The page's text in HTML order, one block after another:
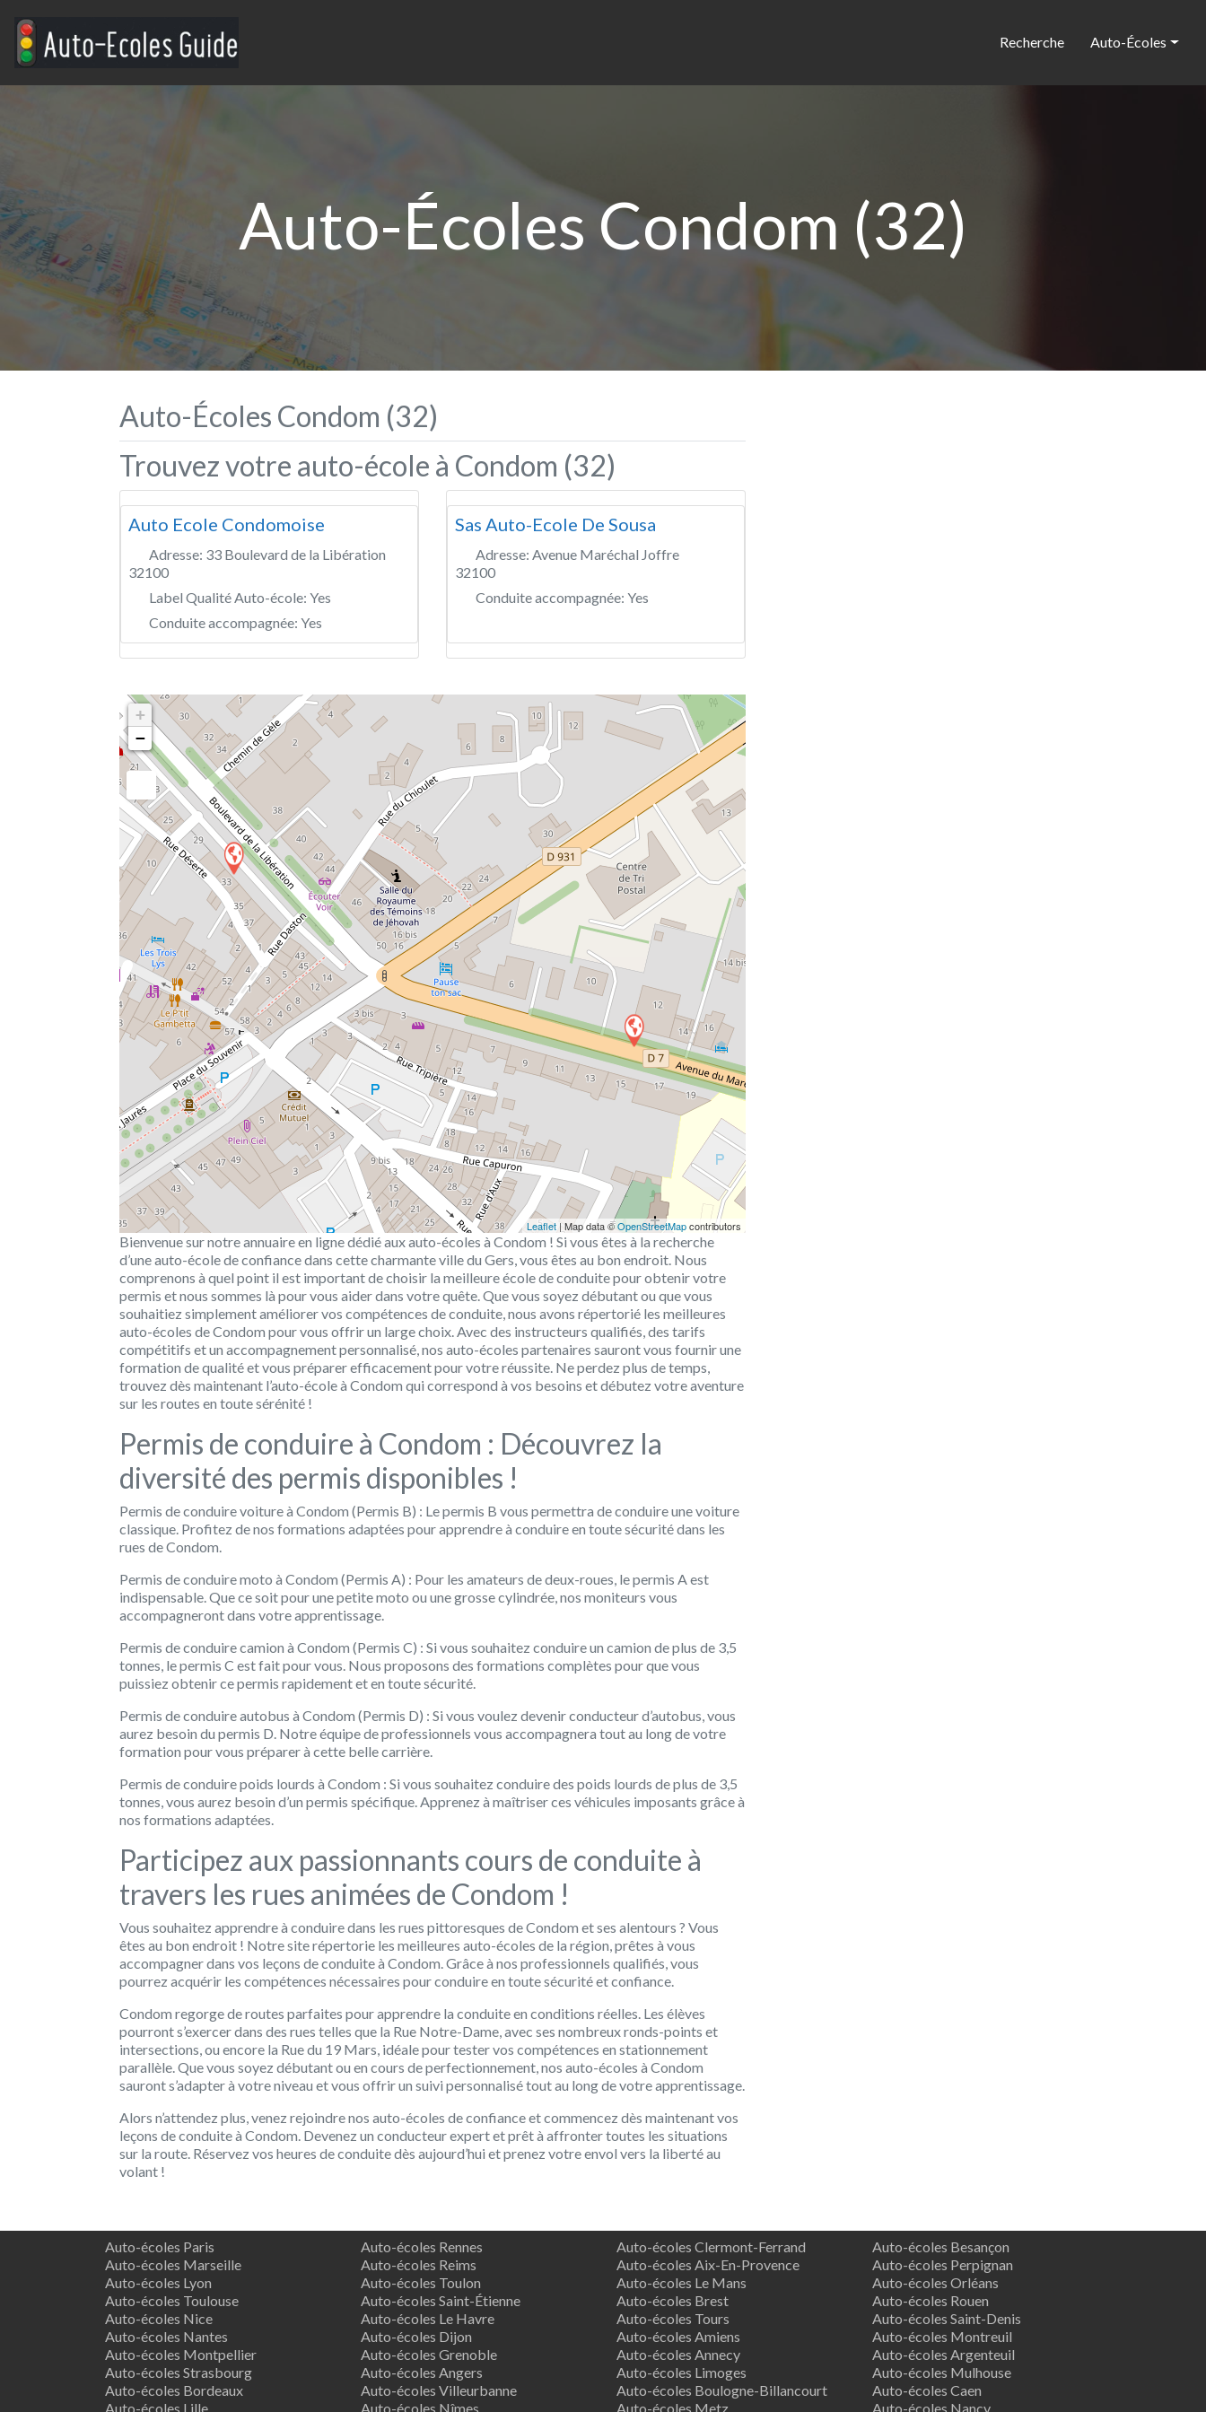
Recherche Auto-Écoles
Auto-Écoles Condom (32)
Auto-Écoles Condom (32)
Trouvez votre auto-école à Condom (32)
Auto Ecole Condomoise
Adresse: 33 Boulevard de la Libération
32100
Label Qualité Auto-école: Yes
Conduite accompagnée: Yes
Sas Auto-Ecole De Sousa
Adresse: Avenue Maréchal Joffre
32100
Conduite accompagnée: Yes
+
−
Leaflet | Map data ©OpenStreetMapcontributors
Bienvenue sur notre annuaire en ligne dédié aux auto-écoles à Condom ! Si vous êtes à la recherche
d’une auto-école de confiance dans cette charmante ville du Gers, vous êtes au bon endroit. Nous
comprenons à quel point il est important de choisir la meilleure école de conduite pour obtenir votre
permis et nous sommes là pour vous aider dans votre quête. Que vous soyez débutant ou que vous
souhaitiez simplement améliorer vos compétences de conduite, nous avons répertorié les meilleures
auto-écoles de Condom pour vous offrir un large choix. Avec des instructeurs qualifiés, des tarifs
compétitifs et un accompagnement personnalisé, nos auto-écoles partenaires sauront vous fournir une
formation de qualité et vous préparer efficacement pour votre réussite. Ne perdez plus de temps,
trouvez dès maintenant l’auto-école à Condom qui correspond à vos besoins et débutez votre aventure
sur les routes en toute sérénité !
Permis de conduire à Condom : Découvrez la
diversité des permis disponibles !
Permis de conduire voiture à Condom (Permis B) : Le permis B vous permettra de conduire une voiture
classique. Profitez de nos formations adaptées pour apprendre à conduire en toute sécurité dans les
rues de Condom.
Permis de conduire moto à Condom (Permis A) : Pour les amateurs de deux-roues, le permis A est
indispensable. Que ce soit pour une petite moto ou une grosse cylindrée, nos moniteurs vous
accompagneront dans votre apprentissage.
Permis de conduire camion à Condom (Permis C) : Si vous souhaitez conduire un camion de plus de 3,5
tonnes, le permis C est fait pour vous. Nous proposons des formations complètes pour que vous
puissiez obtenir ce permis rapidement et en toute sécurité.
Permis de conduire autobus à Condom (Permis D) : Si vous voulez devenir conducteur d’autobus, vous
aurez besoin du permis D. Notre équipe de professionnels vous accompagnera tout au long de votre
formation pour vous préparer à cette belle carrière.
Permis de conduire poids lourds à Condom : Si vous souhaitez conduire des poids lourds de plus de 3,5
tonnes, vous aurez besoin d’un permis spécifique. Apprenez à maîtriser ces véhicules imposants grâce à
nos formations adaptées.
Participez aux passionnants cours de conduite à
travers les rues animées de Condom !
Vous souhaitez apprendre à conduire dans les rues pittoresques de Condom et ses alentours ? Vous
êtes au bon endroit ! Notre site répertorie les meilleures auto-écoles de la région, prêtes à vous
accompagner dans vos leçons de conduite à Condom. Grâce à nos professionnels qualifiés, vous
pourrez acquérir les compétences nécessaires pour conduire en toute sécurité et confiance.
Condom regorge de routes parfaites pour apprendre la conduite en conditions réelles. Les élèves
pourront s’exercer dans des rues telles que la Rue Notre-Dame, avec ses nombreux ronds-points et
intersections, ou encore la Rue du 19 Mars, idéale pour tester vos compétences en stationnement
parallèle. Que vous soyez débutant ou en cours de perfectionnement, nos auto-écoles à Condom
sauront s’adapter à votre niveau et vous offrir un suivi personnalisé tout au long de votre apprentissage.
Alors n’attendez plus, venez rejoindre nos auto-écoles de confiance et commencez dès maintenant vos
leçons de conduite à Condom. Devenez un conducteur expert et prêt à affronter toutes les situations
sur la route. Réservez vos heures de conduite dès aujourd’hui et prenez votre envol vers la liberté au
volant !
Auto-écoles Paris
Auto-écoles Marseille
Auto-écoles Lyon
Auto-écoles Toulouse
Auto-écoles Nice
Auto-écoles Nantes
Auto-écoles Montpellier
Auto-écoles Strasbourg
Auto-écoles Bordeaux
Auto-écoles Lille
Auto-écoles Rennes
Auto-écoles Reims
Auto-écoles Toulon
Auto-écoles Saint-Étienne
Auto-écoles Le Havre
Auto-écoles Dijon
Auto-écoles Grenoble
Auto-écoles Angers
Auto-écoles Villeurbanne
Auto-écoles Nîmes
Auto-écoles Clermont-Ferrand
Auto-écoles Aix-En-Provence
Auto-écoles Le Mans
Auto-écoles Brest
Auto-écoles Tours
Auto-écoles Amiens
Auto-écoles Annecy
Auto-écoles Limoges
Auto-écoles Boulogne-Billancourt
Auto-écoles Metz
Auto-écoles Besançon
Auto-écoles Perpignan
Auto-écoles Orléans
Auto-écoles Rouen
Auto-écoles Saint-Denis
Auto-écoles Montreuil
Auto-écoles Argenteuil
Auto-écoles Mulhouse
Auto-écoles Caen
Auto-écoles Nancy